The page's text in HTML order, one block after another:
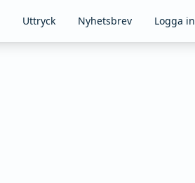
Uttryck Nyhetsbrev Logga in